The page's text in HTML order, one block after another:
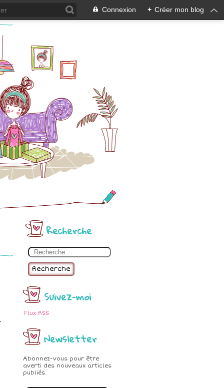
Connexion + Créer mon blog
Recherche
Recherche
Suivez-moi
Flux RSS
Newsletter
Abonnez-vous pour être
averti des nouveaux articles
publiés.